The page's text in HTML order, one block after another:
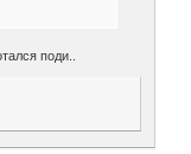
поди..